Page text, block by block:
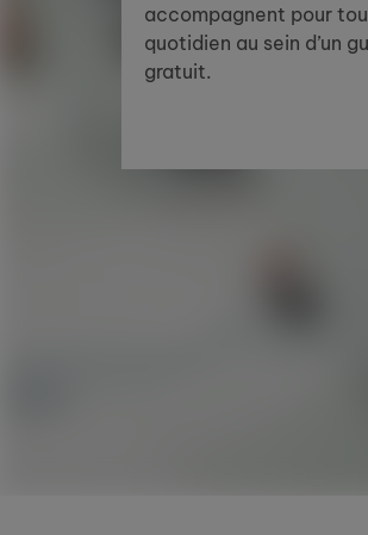
accompagnent pour
quotidien au sein d’un
gratuit.